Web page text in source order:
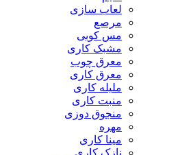
لعاب سازی
مرصع
مس کوبی
مشبک کاری
معرق چوب
معرق کاری
مليله کاری
منبت کاری
منجوق دوزی
مهره
مینا کاری
نازک کاری